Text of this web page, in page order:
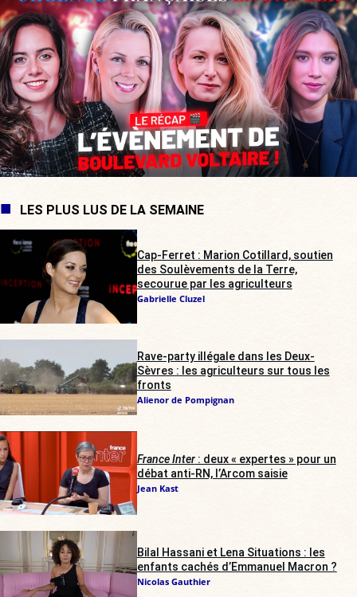
LES PLUS LUS DE LA SEMAINE
Cap-Ferret : Marion Cotillard, soutien
des Soulèvements de la Terre,
secourue par les agriculteurs
Gabrielle Cluzel
Rave-party illégale dans les Deux-
Sèvres : les agriculteurs sur tous les
fronts
Alienor de Pompignan
France Inter: deux « expertes » pour un
débat anti-RN, l’Arcom saisie
Jean Kast
Bilal Hassani et Lena Situations : les
enfants cachés d’Emmanuel Macron ?
Nicolas Gauthier